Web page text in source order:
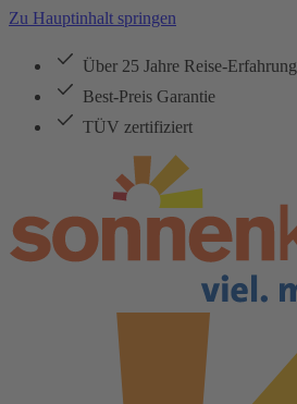
Zu Hauptinhalt springen
Über 25 Jahre Reise-Erfahrung
Best-Preis Garantie
TÜV zertifiziert